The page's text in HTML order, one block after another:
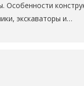
Особенности
экскаваторы и…